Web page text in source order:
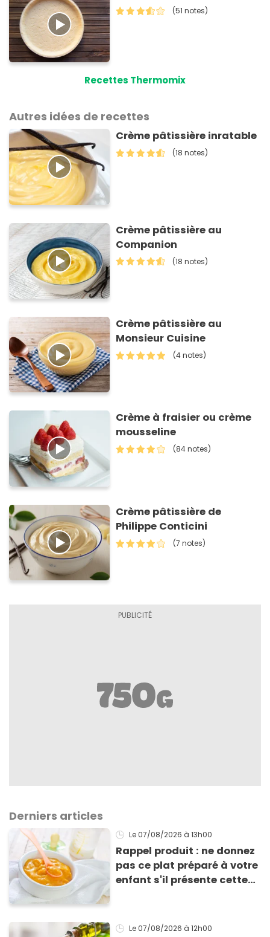
(51 notes)
Recettes Thermomix
Autres idées de recettes
Crème pâtissière inratable
(18 notes)
Crème pâtissière au
Companion
(18 notes)
Crème pâtissière au
Monsieur Cuisine
(4 notes)
Crème à fraisier ou crème
mousseline
(84 notes)
Crème pâtissière de
Philippe Conticini
(7 notes)
Derniers articles
Le 07/08/2026 à 13h00
Rappel produit : ne donnez
pas ce plat préparé à votre
enfant s'il présente cette
Le 07/08/2026 à 12h00